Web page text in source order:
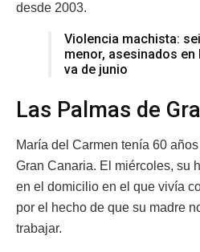
desde 2003.
Violencia machista:
menor, asesinados en
va de junio
Las Palmas de
María del Carmen tenía 60
Gran Canaria. El miércoles, su
en el domicilio en el que vivía
por el hecho de que su madre
trabajar.